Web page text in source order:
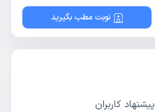
نوبت مطب بگیرید
پیشنهاد کاربران